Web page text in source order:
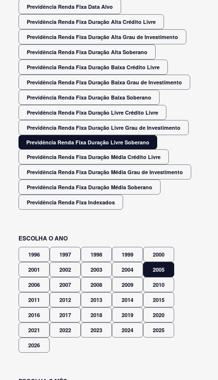
Previdência Renda Fixa Data Alvo
Previdência Renda Fixa Duração Alta Crédito Livre
Previdência Renda Fixa Duração Alta Grau de Investimento
Previdência Renda Fixa Duração Alta Soberano
Previdência Renda Fixa Duração Baixa Crédito Livre
Previdência Renda Fixa Duração Baixa Grau de Investimento
Previdência Renda Fixa Duração Baixa Soberano
Previdência Renda Fixa Duração Livre Crédito Livre
Previdência Renda Fixa Duração Livre Grau de Investimento
Previdência Renda Fixa Duração Livre Soberano
Previdência Renda Fixa Duração Média Crédito Livre
Previdência Renda Fixa Duração Média Grau de Investimento
Previdência Renda Fixa Duração Média Soberano
Previdência Renda Fixa Indexados
ESCOLHA O ANO
1996 1997 1998 1999 2000
2001 2002 2003 2004 2005
2006 2007 2008 2009 2010
2011 2012 2013 2014 2015
2016 2017 2018 2019 2020
2021 2022 2023 2024 2025
2026